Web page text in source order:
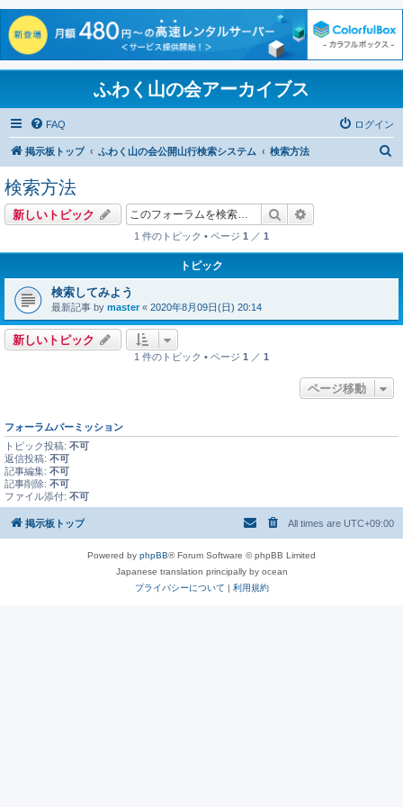
ふわく山の会アーカイブス
FAQ ログイン
掲示板トップ ふわく山の会公開山行検索システム 検索方法
検索方法
新しいトピック 検索
1 件のトピック • ページ 1 ／ 1
トピック
検索してみよう
最新記事 by master« 2020年8月09日(日) 20:14
新しいトピック
1 件のトピック • ページ 1 ／ 1
ページ移動
フォーラムパーミッション
トピック投稿: 不可
返信投稿: 不可
記事編集: 不可
記事削除: 不可
ファイル添付: 不可
掲示板トップ All times are UTC+09:00
Powered by phpBB® Forum Software © phpBB Limited
Japanese translation principally by ocean
プライバシーについて
利用規約